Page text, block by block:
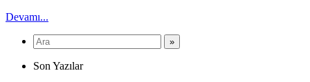
Devamı...
Son Yazılar